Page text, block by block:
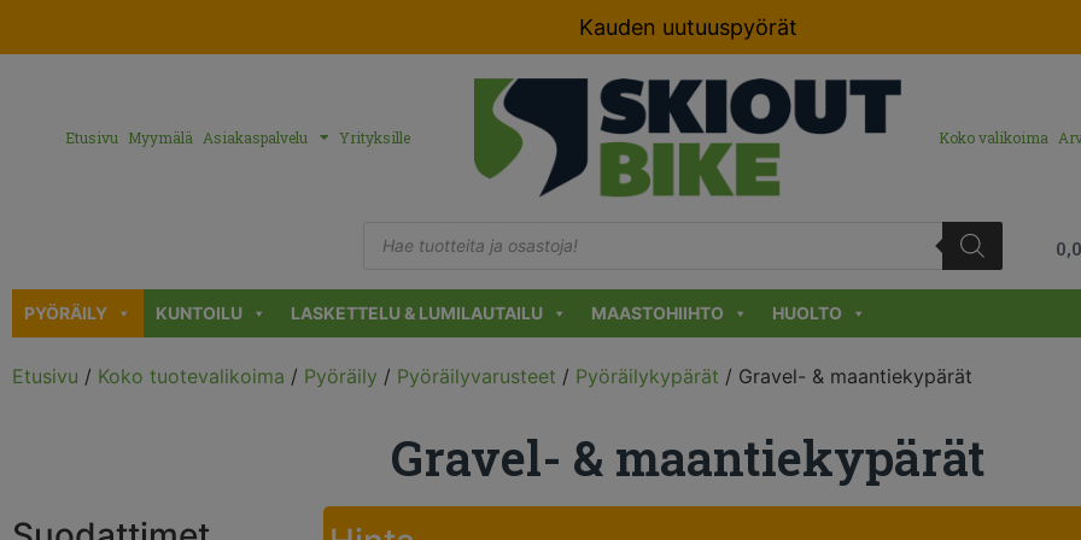
Kauden uutuuspyörät
Etusivu Myymälä Asiakaspalvelu Yrityksille Koko valikoima
PYÖRÄILY KUNTOILU LASKETTELU & LUMILAUTAILU MAASTOHIIHTO HUOLTO
Etusivu / Koko tuotevalikoima / Pyöräily / Pyöräilyvarusteet / Pyöräilykypärät / Gravel- & maantiekypärät
Gravel- & maantiekypärät